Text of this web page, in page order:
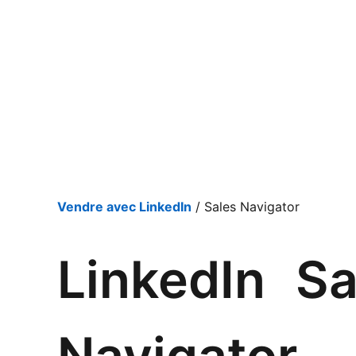
Vendre avec LinkedIn / Sales Navigator
LinkedIn